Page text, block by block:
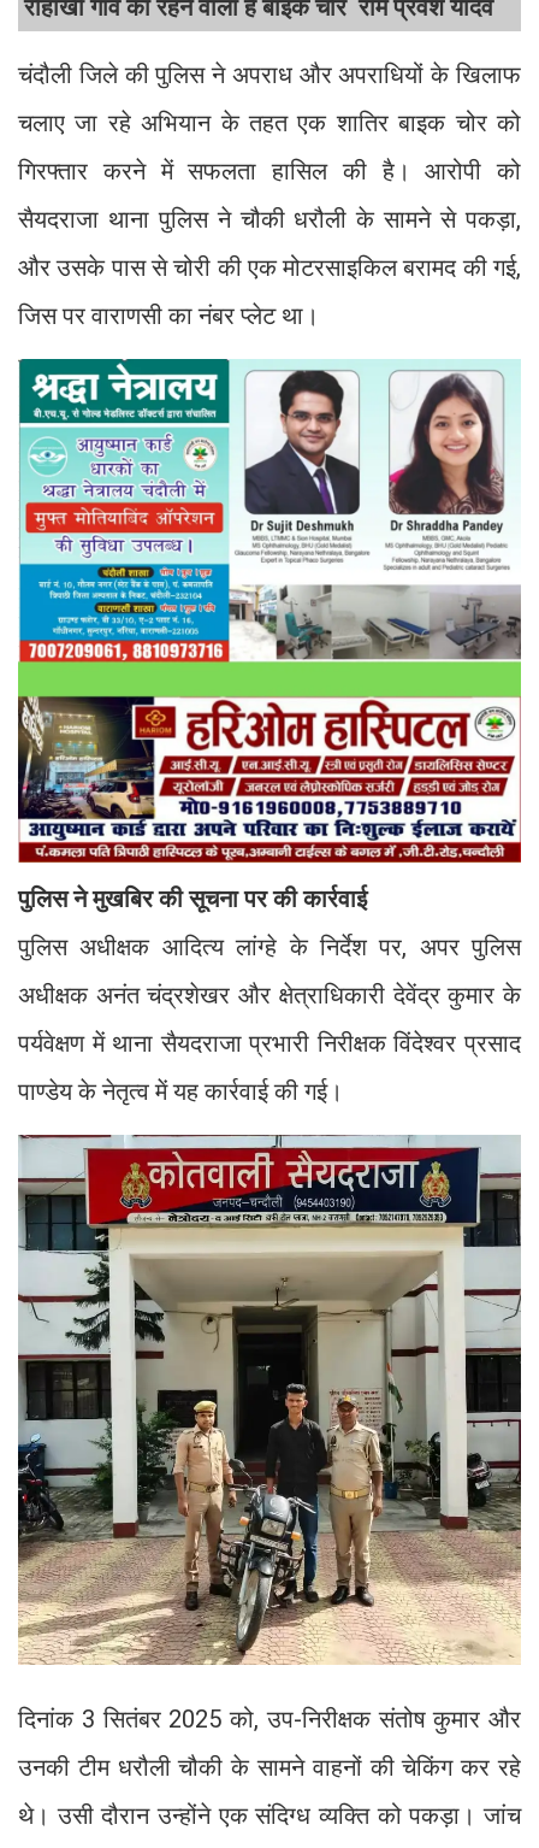
रोहाखी गांव का रहने वाला है बाइक चोर राम प्रवेश यादव
चंदौली जिले की पुलिस ने अपराध और अपराधियों के खिलाफ
चलाए जा रहे अभियान के तहत एक शातिर बाइक चोर को
गिरफ्तार करने में सफलता हासिल की है। आरोपी को
सैयदराजा थाना पुलिस ने चौकी धरौली के सामने से पकड़ा,
और उसके पास से चोरी की एक मोटरसाइकिल बरामद की गई,
जिस पर वाराणसी का नंबर प्लेट था।
पुलिस ने मुखबिर की सूचना पर की कार्रवाई
पुलिस अधीक्षक आदित्य लांग्हे के निर्देश पर, अपर पुलिस
अधीक्षक अनंत चंद्रशेखर और क्षेत्राधिकारी देवेंद्र कुमार के
पर्यवेक्षण में थाना सैयदराजा प्रभारी निरीक्षक विंदेश्वर प्रसाद
पाण्डेय के नेतृत्व में यह कार्रवाई की गई।
दिनांक 3 सितंबर 2025 को, उप-निरीक्षक संतोष कुमार और
उनकी टीम धरौली चौकी के सामने वाहनों की चेकिंग कर रहे
थे। उसी दौरान उन्होंने एक संदिग्ध व्यक्ति को पकड़ा। जांच